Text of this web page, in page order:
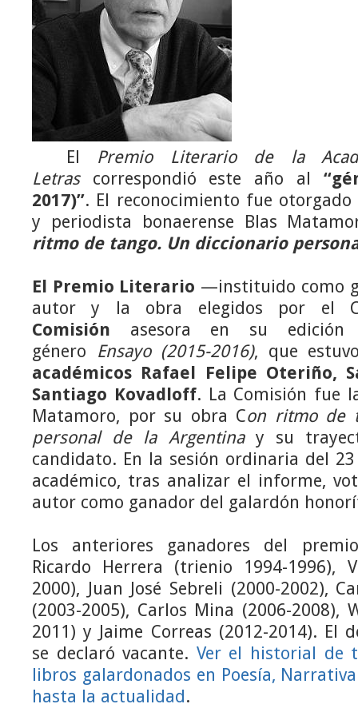
El Premio Literario de la
Letrascorrespondió este año al
2017)”. El reconocimiento fue
y periodista bonaerense Blas
ritmo de tango. Un diccionario
El Premio Literario —instituido como
autor y la obra elegidos por el
Comisión asesora en su edición
género Ensayo (2015-2016), que
académicos Rafael Felipe Oteriño,
Santiago Kovadloff. La Comisión fue
Matamoro, por su obra Con ritmo de
personal de la Argentinay su
candidato. En la sesión ordinaria del
académico, tras analizar el informe,
autor como ganador del galardón
Los anteriores ganadores del
Ricardo Herrera (trienio 1994-1996),
2000), Juan José Sebreli (2000-2002),
(2003-2005), Carlos Mina (2006-2008),
2011) y Jaime Correas (2012-2014). El
se declaró vacante. Ver el historial de
libros galardonados en Poesía,
hasta la actualidad.